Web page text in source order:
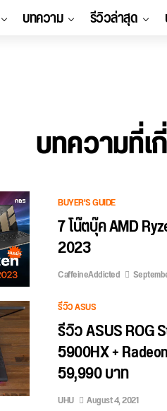
บทความ รีวิวล่าสุด
บทความที่เ
BUYER'S GUIDE
7 โน๊ตบุ๊ค AMD
2023
CaffeineAddicted
รีวิว ASUS
รีวิว ASUS ROG
5900HX +
59,990 บาท
UHU
August 4, 2021